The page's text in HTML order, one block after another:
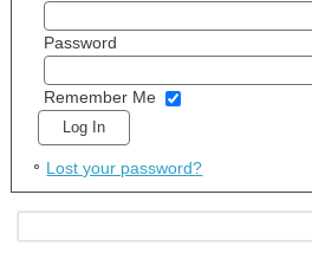
Password
Remember Me
Lost your password?